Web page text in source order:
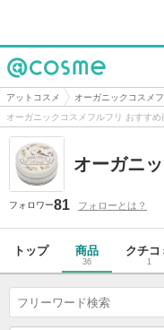
@cosme
アットコスメ オーガニックコスメ
オーガニックコスメフルフリ おすす
オーガニ
フォロワー81 フォローとは？
トップ 商品
36
クチコ
1